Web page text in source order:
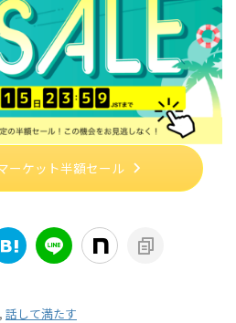
ーケット半額セール
, 話して満たす